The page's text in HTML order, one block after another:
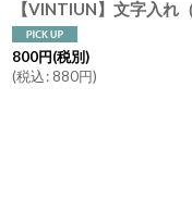
800円(税別)
(税込: 880円)